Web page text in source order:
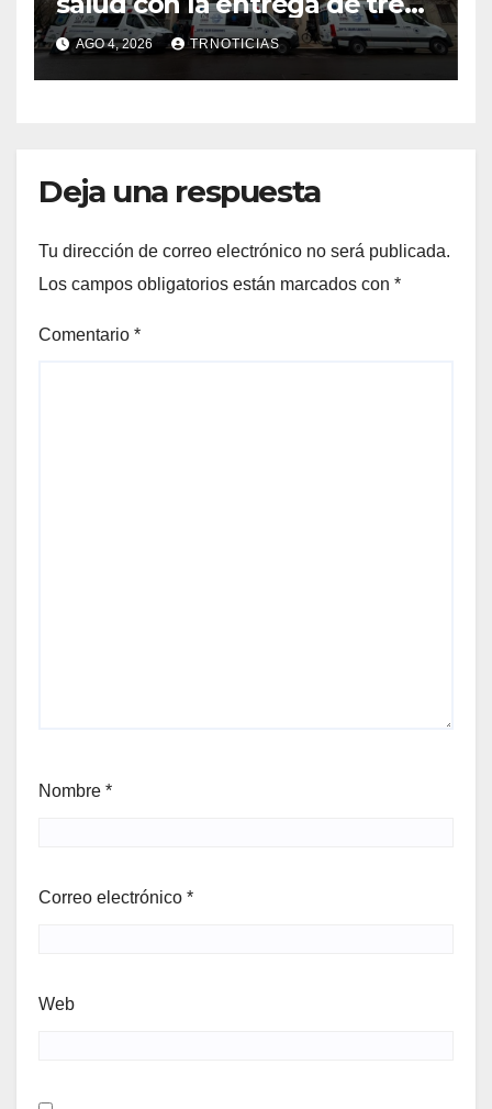
nuevas ambulancias para
Cauquenes y Sagrada Familia
AGO 4, 2026 TRNOTICIAS
Deja una respuesta
Tu dirección de correo electrónico no será publicada.
Los campos obligatorios están marcados con *
Comentario *
Nombre *
Correo electrónico *
Web